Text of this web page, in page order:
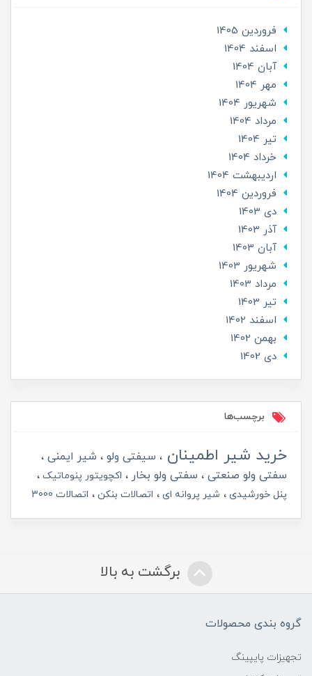
فروردین 1405
اسفند 1404
آبان 1404
مهر 1404
شهریور 1404
مرداد 1404
تير 1404
خرداد 1404
ارديبهشت 1404
فروردین 1404
دی 1403
آذر 1403
آبان 1403
شهریور 1403
مرداد 1403
تير 1403
اسفند 1402
بهمن 1402
دی 1402
برچسب‌ها
خرید شیر اطمینان سیفتی ولو
شیر ایمنی
سفتی ولو صنعتی
سفتی ولو بخار
اکچویتور پنوماتیک
پنل خورشیدی
شیر پروانه ای اتصالات بنکن اتصالات 3000
برگشت به بالا
گروه بندی محصولات
تجهیزات پایپینگ